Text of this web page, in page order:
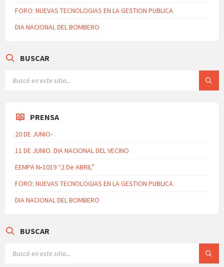
FORO: NUEVAS TECNOLOGIAS EN LA GESTION PUBLICA
DIA NACIONAL DEL BOMBERO
BUSCAR
PRENSA
20 DE JUNIO-
11 DE JUNIO. DIA NACIONAL DEL VECINO
EEMPA N•1019 “2 De ABRIL”
FORO: NUEVAS TECNOLOGIAS EN LA GESTION PUBLICA
DIA NACIONAL DEL BOMBERO
BUSCAR